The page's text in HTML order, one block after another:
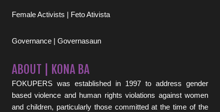
Female Activists | Feto Ativista
Governance | Governasaun
ABOUT | KONA BA
FOKUPERS was established in 1997 to address gender
based violence and human rights violations against women
and children, particularly those committed at the time of the